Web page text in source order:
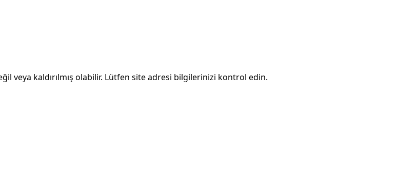
veya kaldırılmış olabilir. Lütfen site adresi bilgilerinizi kontrol edin.